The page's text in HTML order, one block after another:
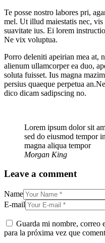
Te posse nostro labores pri,
mel. Ut illud maiestatis nec,
suavitate ius. Ei lorem
Ne vix voluptua.
Porro deleniti apeirian mea at,
alienum ullamcorper ea duo,
soluta fuisset. Ius magna
persius quaeque perpetua
dico dicam sadipscing no.
Lorem ipsum dolor sit
sed do eiusmod tempor
magna aliqua tempor
Morgan King
Leave a comment
Name
E-mail
Guarda mi nombre, correo
para la próxima vez que